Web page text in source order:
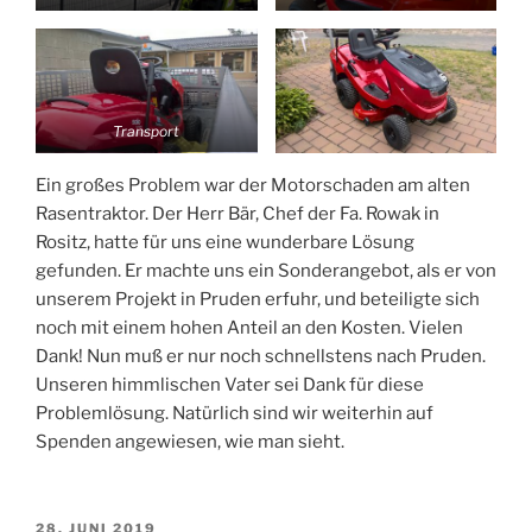
Transport
Ein großes Problem war der Motorschaden am alten
Rasentraktor. Der Herr Bär, Chef der Fa. Rowak in
Rositz, hatte für uns eine wunderbare Lösung
gefunden. Er machte uns ein Sonderangebot, als er von
unserem Projekt in Pruden erfuhr, und beteiligte sich
noch mit einem hohen Anteil an den Kosten. Vielen
Dank! Nun muß er nur noch schnellstens nach Pruden.
Unseren himmlischen Vater sei Dank für diese
Problemlösung. Natürlich sind wir weiterhin auf
Spenden angewiesen, wie man sieht.
VERÖFFENTLICHT
28. JUNI 2019